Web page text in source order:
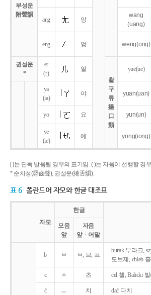
부성운
附聲韻
ang 앙
wang
(uang)
eng 엉 weng(ong)
권설운
*
er
(r)
얼
촬
구
류
撮
口
類
yue(ue)
ya
(ia)
야 yuan(uan)
yo 요 yun(un)
ye
(ie)
예 yong(iong)
[ ]는 단독 발음될 경우의 표기임. ( )는 자음이 선행할 경
* 순치성(脣齒聲), 권설운(捲舌韻).
표 6 폴란드어 자모와 한글 대조표
자모
한글
모음
앞
자음
앞ㆍ어말
b ㅂ ㅂ, 브, 프
burak 부라크,
도브제, chleb
c ㅊ 츠 cel 첼, Balicki
ć ㅡ 치 dać 다치